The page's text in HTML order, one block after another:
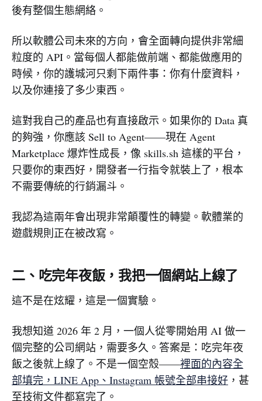
後有整個生態網絡。
所以軟體公司未來的方向，會全面轉向提供非常細
粒度的 API。當每個人都能做前端、都能做應用的
時候，你的護城河只剩下兩件事：你有什麼資料，
以及你連接了多少東西。
這對我自己的產品也有直接啟示。如果你的 Data 真
的夠強，你應該 Sell to Agent——現在 Agent
Marketplace 爆炸性成長，像 skills.sh 這樣的平台，
只要你的東西好，開發者一行指令就裝上了，根本
不需要傳統的行銷漏斗。
我認為這兩年會出現非常顛覆性的轉變。軟體業的
遊戲規則正在被改寫。
二、吃完年夜飯，我把一個網站上線了
這不是在炫耀，這是一個實驗。
我想知道 2026 年 2 月，一個人從零開始用 AI 做一
個完整的公司網站，需要多久。答案是：吃完年夜
飯之後就上線了。不是一個空殼——裡面的內容全
部填完，LINE App、Instagram 帳號全部串接好 ，甚
至技術文件都寫完了。